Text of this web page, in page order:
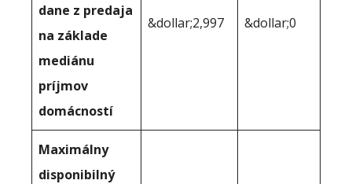
dane z predaja
na základe
mediánu
príjmov
domácností
&dollar;2,997 &dollar;0
Maximálny
disponibilný